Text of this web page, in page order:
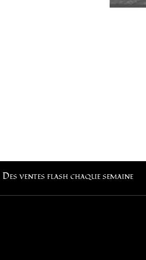
Des ventes flash chaque semaine